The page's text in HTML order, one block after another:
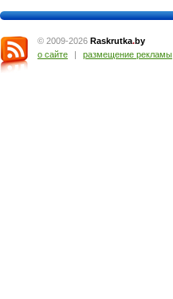
© 2009-2026 Raskrutka.by
о сайте
| размещение рекламы